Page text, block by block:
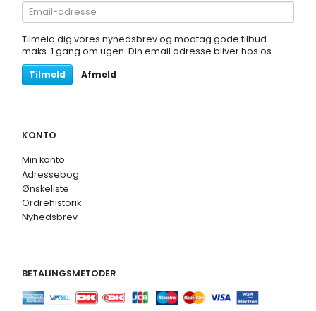
Email-
adresse
Tilmeld dig vores nyhedsbrev og modtag gode tilbud
maks. 1 gang om ugen. Din email adresse bliver hos os.
Tilmeld
Afmeld
KONTO
Min konto
Adressebog
Ønskeliste
Ordrehistorik
Nyhedsbrev
BETALINGSMETODER